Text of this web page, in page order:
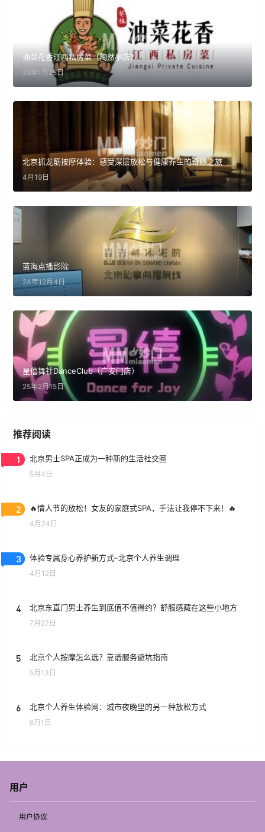
油菜花香江西私房菜（陶然亭店）
25年1月25日
北京抓龙筋按摩体验：感受深层放松与健康养生的奇妙之旅
4月19日
蓝海点播影院
24年12月4日
星僖舞社DanceClub（广安门店）
25年2月15日
推荐阅读
1 北京男士SPA正成为一种新的生活社交圈
5月4日
2 🔥情人节的放松！女友的家庭式SPA，手法让我停不下来！🔥
4月24日
3 体验专属身心养护新方式–北京个人养生调理
4月12日
4 北京东直门男士养生到底值不值得约？舒服感藏在这些小地方
7月27日
5 北京个人按摩怎么选？靠谱服务避坑指南
5月13日
6 北京个人养生体验网：城市夜晚里的另一种放松方式
8月1日
用户
用户协议